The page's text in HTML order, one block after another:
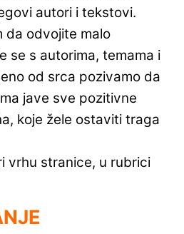
autori i tekstovi.
da odvojite malo
se s autorima, temama i
od srca pozivamo da
jave sve pozitivne
koje žele ostaviti traga
vrhu stranice, u rubrici